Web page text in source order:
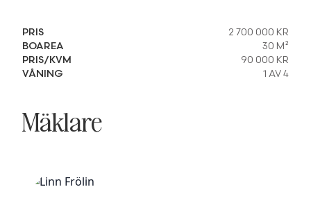
PRIS
2 700 000 KR
BOAREA
30 M²
PRIS/KVM
90 000 KR
VÅNING
1 AV 4
Mäklare